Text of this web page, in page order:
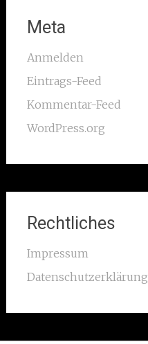
Meta
Anmelden
Eintrags-Feed
Kommentar-Feed
WordPress.org
Rechtliches
Impressum
Datenschutzerklärung